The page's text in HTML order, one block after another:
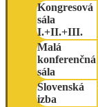
Kongresová
sála
I.+II.+III.
Malá
konferenčná
sála
Slovenská
izba